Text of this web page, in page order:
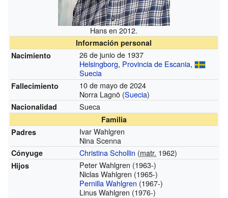
Hans en 2012.
Información personal
Nacimiento
26 de junio de 1937
Helsingborg, Provincia de Escania,
Suecia
Fallecimiento
10 de mayo de 2024
Norra Lagnö (Suecia)
Nacionalidad Sueca
Familia
Padres
Ivar Wahlgren
Nina Scenna
Cónyuge Christina Schollin (matr. 1962)
Hijos Peter Wahlgren (1963-)
Niclas Wahlgren (1965-)
Pernilla Wahlgren (1967-)
Linus Wahlgren (1976-)